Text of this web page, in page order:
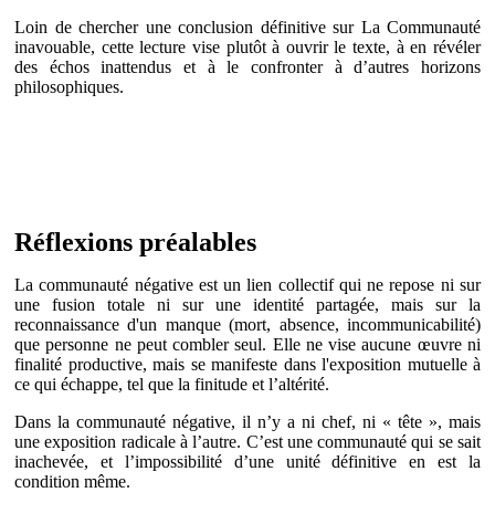
Loin de chercher une conclusion définitive sur La Communauté
inavouable, cette lecture vise plutôt à ouvrir le texte, à en révéler
des échos inattendus et à le confronter à d’autres horizons
philosophiques.
Réflexions préalables
La communauté négative est un lien collectif qui ne repose ni sur
une fusion totale ni sur une identité partagée, mais sur la
reconnaissance d'un manque (mort, absence, incommunicabilité)
que personne ne peut combler seul. Elle ne vise aucune œuvre ni
finalité productive, mais se manifeste dans l'exposition mutuelle à
ce qui échappe, tel que la finitude et l’altérité.
Dans la communauté négative, il n’y a ni chef, ni « tête », mais
une exposition radicale à l’autre. C’est une communauté qui se sait
inachevée, et l’impossibilité d’une unité définitive en est la
condition même.